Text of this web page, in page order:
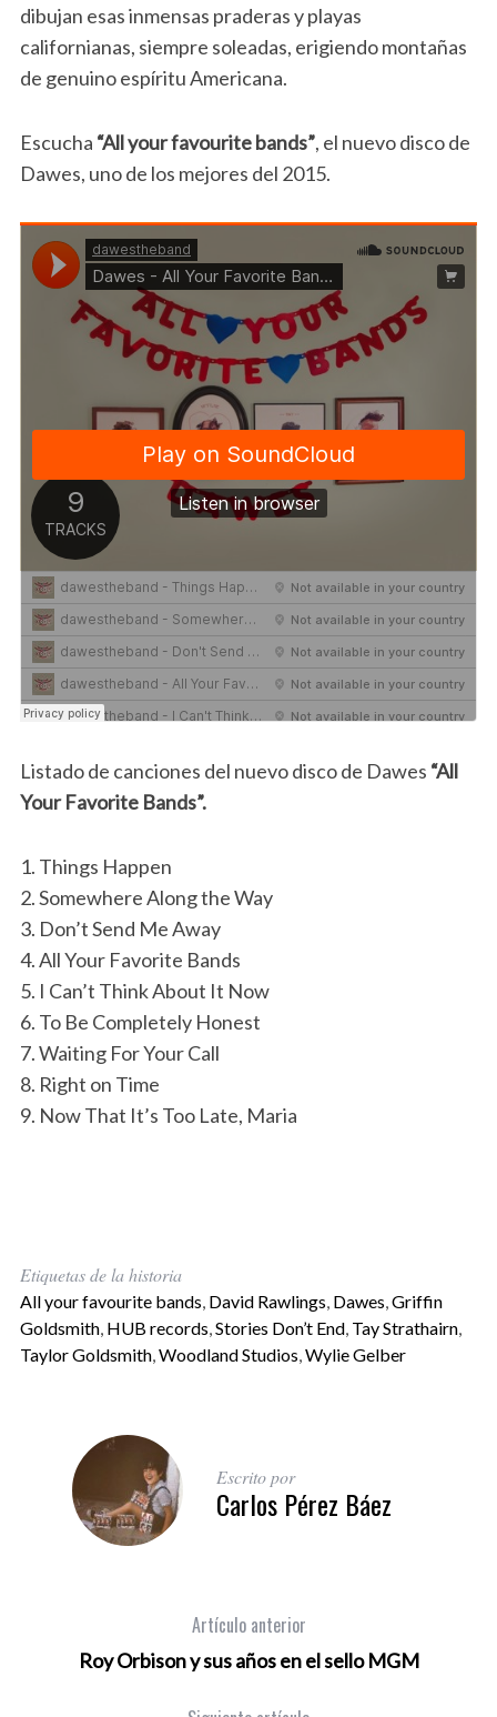
dibujan esas inmensas praderas y playas
californianas, siempre soleadas, erigiendo montañas
de genuino espíritu Americana.
Escucha “All your favourite bands”, el nuevo disco de
Dawes, uno de los mejores del 2015.
Listado de canciones del nuevo disco de Dawes “All
Your Favorite Bands”.
1. Things Happen
2. Somewhere Along the Way
3. Don’t Send Me Away
4. All Your Favorite Bands
5. I Can’t Think About It Now
6. To Be Completely Honest
7. Waiting For Your Call
8. Right on Time
9. Now That It’s Too Late, Maria
Etiquetas de la historia
All your favourite bands, David Rawlings, Dawes,Griffin
Goldsmith, HUB records,Stories Don’t End, Tay Strathairn,
Taylor Goldsmith,Woodland Studios,Wylie Gelber
Escrito por
Carlos Pérez Báez
Artículo anterior
Roy Orbison y sus años en el sello MGM